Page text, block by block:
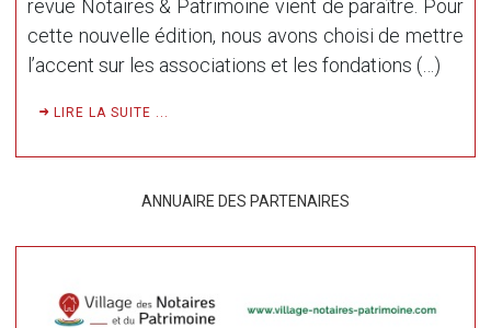
revue Notaires & Patrimoine vient de paraître. Pour
cette nouvelle édition, nous avons choisi de mettre
l’accent sur les associations et les fondations (…)
LIRE LA SUITE ...
ANNUAIRE DES PARTENAIRES